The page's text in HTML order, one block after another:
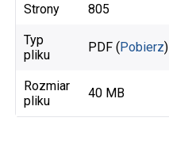
Strony 805
Typ
pliku
PDF (Pobierz)
Rozmiar
pliku
40 MB